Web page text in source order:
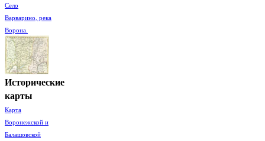
Село
Варварино, река
Ворона.
Исторические
карты
Карта
Воронежской и
Балашовской